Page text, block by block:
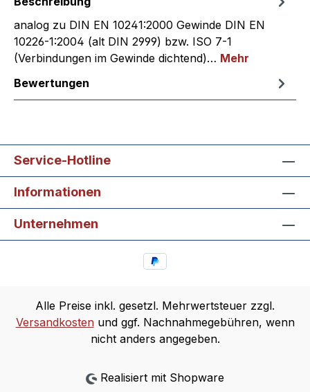
analog zu DIN EN 10241:2000 Gewinde DIN EN
10226-1:2004 (alt DIN 2999) bzw. ISO 7-1
(Verbindungen im Gewinde dichtend)… Mehr
Bewertungen
Service-Hotline
Informationen
Unternehmen
Alle Preise inkl. gesetzl. Mehrwertsteuer zzgl.
Versandkostenund ggf. Nachnahmegebühren, wenn
nicht anders angegeben.
Realisiert mit Shopware